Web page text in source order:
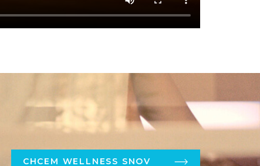
CHCEM WELLNESS SNOV